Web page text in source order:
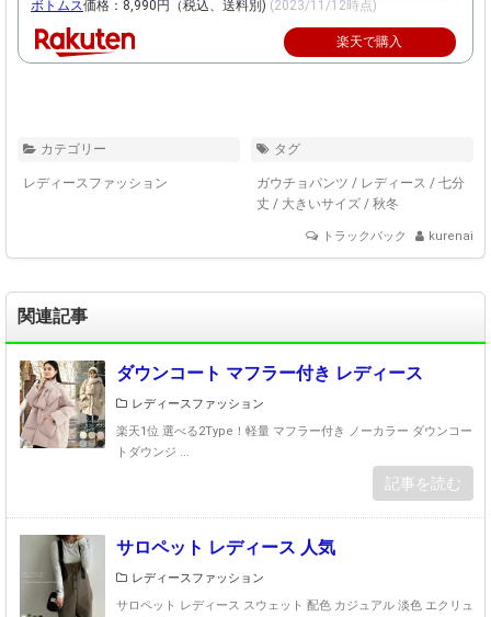
ボトムス価格：8,990円（税込、送料別) (2023/11/12時点)
楽天で購入
カテゴリー
レディースファッション
タグ
ガウチョパンツ / レディース / 七分
丈 / 大きいサイズ / 秋冬
トラックバック kurenai
関連記事
ダウンコート マフラー付き レディース
レディースファッション
楽天1位 選べる2Type！軽量 マフラー付き ノーカラー ダウンコー
トダウンジ ...
記事を読む
サロペット レディース 人気
レディースファッション
サロペット レディース スウェット 配色 カジュアル 淡色 エクリュ